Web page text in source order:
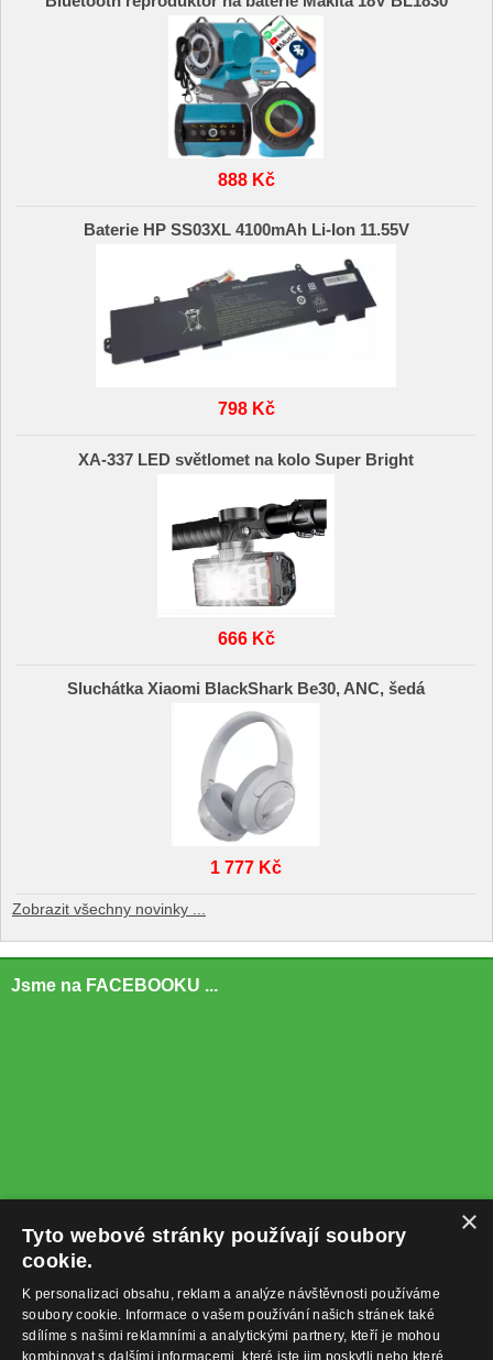
888 Kč
Baterie HP SS03XL 4100mAh Li-Ion 11.55V
798 Kč
XA-337 LED světlomet na kolo Super Bright
666 Kč
Sluchátka Xiaomi BlackShark Be30, ANC, šedá
1 777 Kč
Zobrazit všechny novinky ...
Jsme na FACEBOOKU ...
×
Tyto webové stránky používají soubory
cookie.
K personalizaci obsahu, reklam a analýze návštěvnosti používáme
soubory cookie. Informace o vašem používání našich stránek také
sdílíme s našimi reklamními a analytickými partnery, kteří je mohou
kombinovat s dalšími informacemi, které jste jim poskytli nebo které